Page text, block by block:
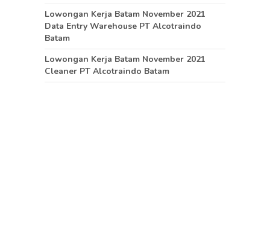
Lowongan Kerja Batam November 2021
Data Entry Warehouse PT Alcotraindo
Batam
Lowongan Kerja Batam November 2021
Cleaner PT Alcotraindo Batam